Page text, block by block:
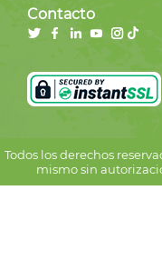
Contacto
Todos los derechos
mismo sin